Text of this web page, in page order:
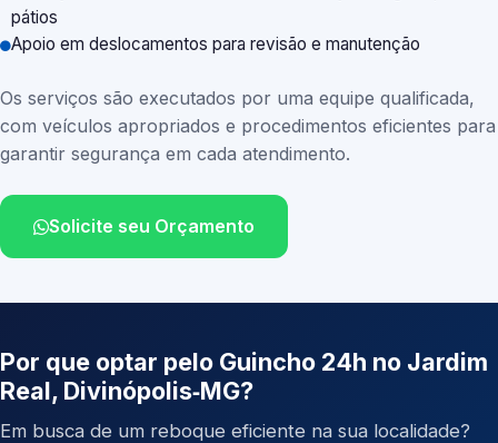
pátios
Apoio em deslocamentos para revisão e manutenção
Os serviços são executados por uma equipe qualificada,
com veículos apropriados e procedimentos eficientes para
garantir segurança em cada atendimento.
Solicite seu Orçamento
Por que optar pelo Guincho 24h no Jardim
Real, Divinópolis‑MG?
Em busca de um reboque eficiente na sua localidade?